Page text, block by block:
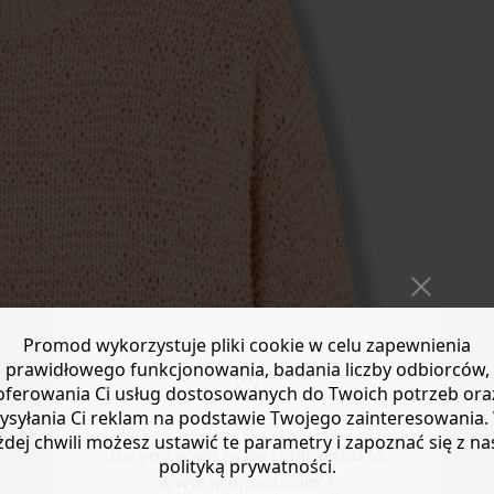
Do you want to be redirected to
www.promod.com ?
Promod wykorzystuje pliki cookie w celu zapewnienia
prawidłowego funkcjonowania, badania liczby odbiorców,
Ci usług dostosowanych do Twoich potrzeb
Ci reklam na podstawie Twojego zainteresowania.
chwili możesz ustawić te parametry i zapoznać się z
polityką prywatności.